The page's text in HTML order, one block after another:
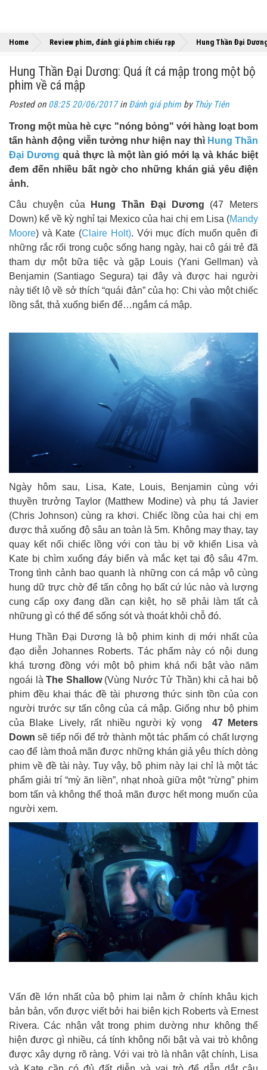
Home Review phim, đánh giá phim chiếu rạp Hung Thần Đại
Hung Thần Đại Dương: Quá ít cá mập trong một bộ
phim về cá mập
Posted on 08:25 20/06/2017in Đánh giá phim by Thủy Tiên
Trong một mùa hè cực "nóng bỏng" với hàng loạt bom
tấn hành động viễn tưởng như hiện nay thì Hung Thần
Đại Dương quả thực là một làn gió mới lạ và khác biệt
đem đến nhiều bất ngờ cho những khán giả yêu điện
ảnh.
Câu chuyện của Hung Thần Đại Dương (47 Meters
Down) kể về kỳ nghỉ tại Mexico của hai chị em Lisa (Mandy
Moore) và Kate (Claire Holt). Với mục đích muốn quên đi
những rắc rối trong cuộc sống hang ngày, hai cô gái trẻ đã
tham dự một bữa tiệc và gặp Louis (Yani Gellman) và
Benjamin (Santiago Segura) tại đây và được hai người
này tiết lộ về sở thích “quái đản” của họ: Chi vào một chiếc
lồng sắt, thả xuống biển để…ngắm cá mập.
Ngày hôm sau, Lisa, Kate, Louis, Benjamin cùng với
thuyền trưởng Taylor (Matthew Modine) và phụ tá Javier
(Chris Johnson) cùng ra khơi. Chiếc lồng của hai chị em
được thả xuống độ sâu an toàn là 5m. Không may thay, tay
quay kết nối chiếc lồng với con tàu bị vỡ khiến Lisa và
Kate bị chìm xuống đáy biển và mắc kẹt tại độ sâu 47m.
Trong tình cảnh bao quanh là những con cá mập vô cùng
hung dữ trực chờ để tấn công họ bất cứ lúc nào và lượng
cung cấp oxy đang dần cạn kiệt, họ sẽ phải làm tất cả
nhữung gì có thể để sống sót và thoát khỏi chỗ đó.
Hung Thần Đại Dương là bộ phim kinh dị mới nhất của
đạo diễn Johannes Roberts. Tác phẩm này có nội dung
khá tương đồng với một bộ phim khá nổi bật vào năm
ngoái làThe Shallow(Vùng Nước Tử Thần) khi cả hai bộ
phim đều khai thác đề tài phương thức sinh tồn của con
người trước sự tấn công của cá mập. Giống như bộ phim
của Blake Lively, rất nhiều người kỳ vọng 47 Meters
Down sẽ tiếp nối để trở thành một tác phẩm có chất lượng
cao để làm thoả mãn được những khán giả yêu thích dòng
phim về đề tài này. Tuy vậy, bộ phim này lại chỉ là một tác
phẩm giải trí “mỳ ăn liền”, nhạt nhoà giữa một “rừng” phim
bom tấn và không thể thoả mãn được hết mong muốn của
người xem.
Vấn đề lớn nhất của bộ phim lại nằm ở chính khâu kịch
bản bản, vốn được viết bởi hai biên kịch Roberts và Ernest
Rivera. Các nhận vật trong phim dường như không thể
hiện được gì nhiều, cá tính không nổi bật và vai trò không
được xây dựng rõ ràng. Với vai trò là nhân vật chính, Lisa